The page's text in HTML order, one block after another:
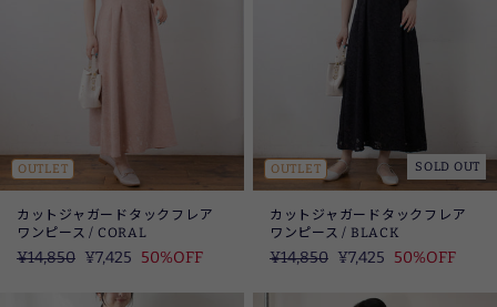
OUTLET
カットジャガードタックフレア
ワンピース / CORAL
定
¥14,850 SALE
¥7,425 50%OFF
OUTLET SOLD OUT
カットジャガードタックフレア
ワンピース / BLACK
定
¥14,850 SALE
¥7,425 50%OFF